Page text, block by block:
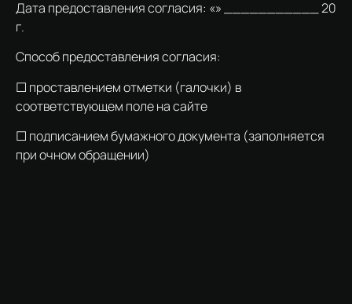
Дата предоставления согласия: «» ___________ 20
г.
Способ предоставления согласия:
☐ проставлением отметки (галочки) в
соответствующем поле на сайте
☐ подписанием бумажного документа (заполняется
при очном обращении)